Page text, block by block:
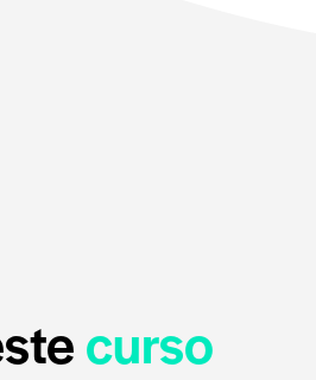
curso